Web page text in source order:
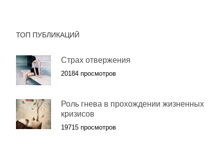
ТОП ПУБЛИКАЦИЙ
Страх отвержения
20184 просмотров
Роль гнева в прохождении жизненных
кризисов
19715 просмотров